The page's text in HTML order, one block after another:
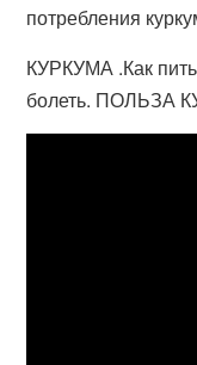
потребления
КУРКУМА .Как
болеть. ПОЛЬЗА